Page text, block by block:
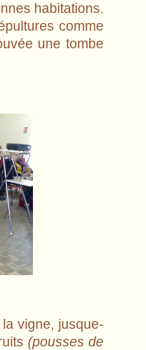
habitations.
comme
une tombe
vigne, jusque-
(pousses de